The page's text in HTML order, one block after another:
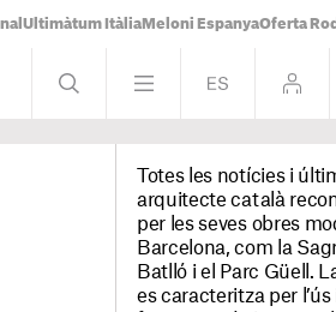
Ultimàtum Itàlia Meloni EspanyaOferta
Totes les notícies i
arquitecte català
per les seves obres
Barcelona, com la
Batlló i el Parc Güell.
es caracteritza per